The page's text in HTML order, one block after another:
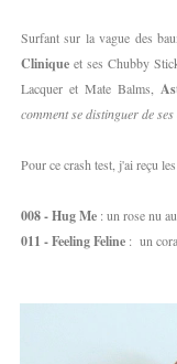
Surfant sur la vague des
Clinique et ses Chubby
Lacquer et Mate Balms,
comment se distinguer de
Pour ce crash test, j'ai reçu
008 - Hug Me : un rose nu
011 - Feeling Feline : un